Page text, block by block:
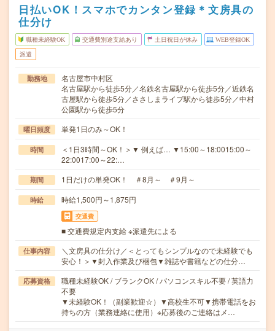
日払いOK！スマホでカンタン登録＊文房具の
仕分け
職種未経験OK 交通費別途支給あり 土日祝日が休み WEB登録OK
派遣
勤務地
名古屋市中村区
名古屋駅から徒歩5分／名鉄名古屋駅から徒歩5分／近鉄名
古屋駅から徒歩5分／ささしまライブ駅から徒歩5分／中村
公園駅から徒歩5分
曜日頻度 単発1日のみ～OK！
時間
＜1日3時間～OK！＞▼ 例えば… ▼15:00～18:0015:00～
22:0017:00～22:…
期間 1日だけの単発OK！ ＃8月～ ＃9月～
時給 時給1,500円～1,875円
交通費
■ 交通費規定内支給 ※派遣先による
仕事内容
＼文房具の仕分け／＜とってもシンプルなので未経験でも
安心！＞▼封入作業及び梱包▼雑誌や書籍などの仕分…
応募資格
職種未経験OK / ブランクOK / パソコンスキル不要 / 英語力
不要
▼未経験OK！（副業歓迎☆）▼高校生不可▼携帯電話をお
持ちの方（業務連絡に使用）※応募後のご連絡はメ…